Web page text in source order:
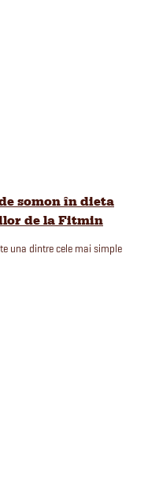
somon în dieta
de la Fitmin
una dintre cele mai simple